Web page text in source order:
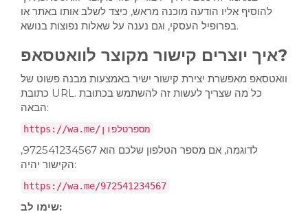
להוסיף אליו הודעה מוכנה מראש, כיצד לשלב אותו באתר או
בפרופיל העסקי, וגם נענה על שאלות נפוצות בנושא.
איך יוצרים קישור מקוצר לוואטסאפ?
וואטסאפ מאפשרת יצירת קישור ישיר באמצעות מבנה פשוט של
כתובת URL. כל מה שצריך לעשות זה להשתמש בכתובת
הבאה:
https://wa.me/מספרטלפון
לדוגמה, אם מספר הטלפון שלכם הוא 972541234567,
הקישור יהיה:
https://wa.me/972541234567
שימו לב: